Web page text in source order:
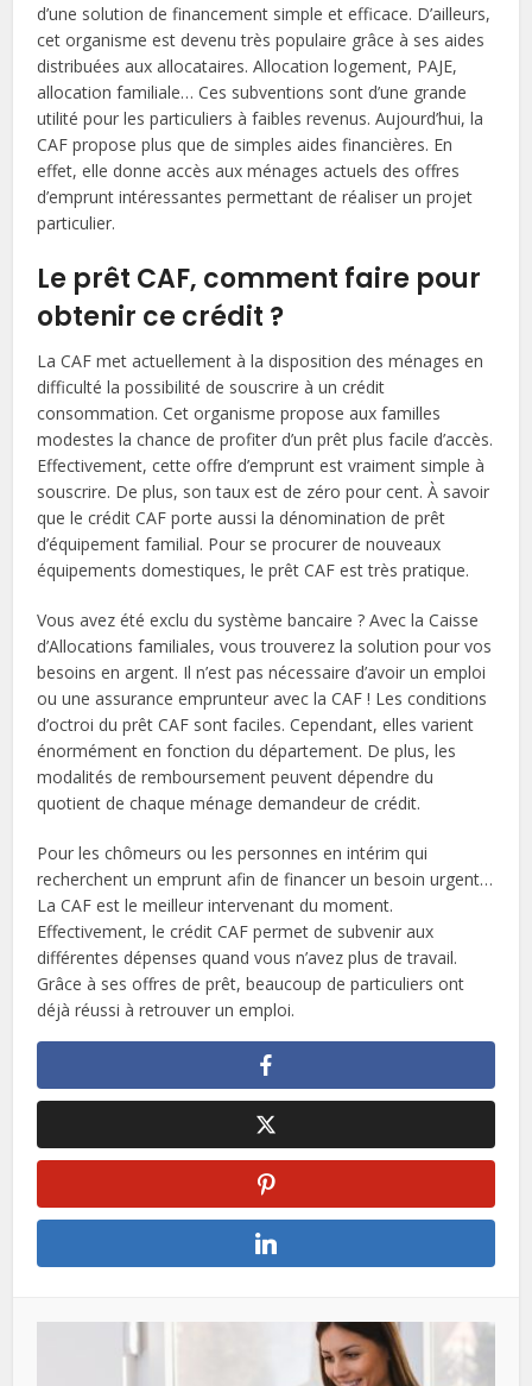
d’une solution de financement simple et efficace. D’ailleurs,
cet organisme est devenu très populaire grâce à ses aides
distribuées aux allocataires. Allocation logement, PAJE,
allocation familiale… Ces subventions sont d’une grande
utilité pour les particuliers à faibles revenus. Aujourd’hui, la
CAF propose plus que de simples aides financières. En
effet, elle donne accès aux ménages actuels des offres
d’emprunt intéressantes permettant de réaliser un projet
particulier.
Le prêt CAF, comment faire pour
obtenir ce crédit ?
La CAF met actuellement à la disposition des ménages en
difficulté la possibilité de souscrire à un crédit
consommation. Cet organisme propose aux familles
modestes la chance de profiter d’un prêt plus facile d’accès.
Effectivement, cette offre d’emprunt est vraiment simple à
souscrire. De plus, son taux est de zéro pour cent. À savoir
que le crédit CAF porte aussi la dénomination de prêt
d’équipement familial. Pour se procurer de nouveaux
équipements domestiques, le prêt CAF est très pratique.
Vous avez été exclu du système bancaire ? Avec la Caisse
d’Allocations familiales, vous trouverez la solution pour vos
besoins en argent. Il n’est pas nécessaire d’avoir un emploi
ou une assurance emprunteur avec la CAF ! Les conditions
d’octroi du prêt CAF sont faciles. Cependant, elles varient
énormément en fonction du département. De plus, les
modalités de remboursement peuvent dépendre du
quotient de chaque ménage demandeur de crédit.
Pour les chômeurs ou les personnes en intérim qui
recherchent un emprunt afin de financer un besoin urgent…
La CAF est le meilleur intervenant du moment.
Effectivement, le crédit CAF permet de subvenir aux
différentes dépenses quand vous n’avez plus de travail.
Grâce à ses offres de prêt, beaucoup de particuliers ont
déjà réussi à retrouver un emploi.